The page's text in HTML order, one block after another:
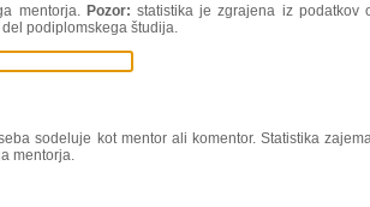
mentorja. Pozor:statistika je zgrajena iz podatkov
podiplomskega študija.
sodeluje kot mentor ali komentor. Statistika
mentorja.